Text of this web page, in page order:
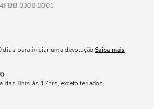
dias para iniciar uma devolução Saiba mais
das 8hrs às 17hrs, exceto feriados.